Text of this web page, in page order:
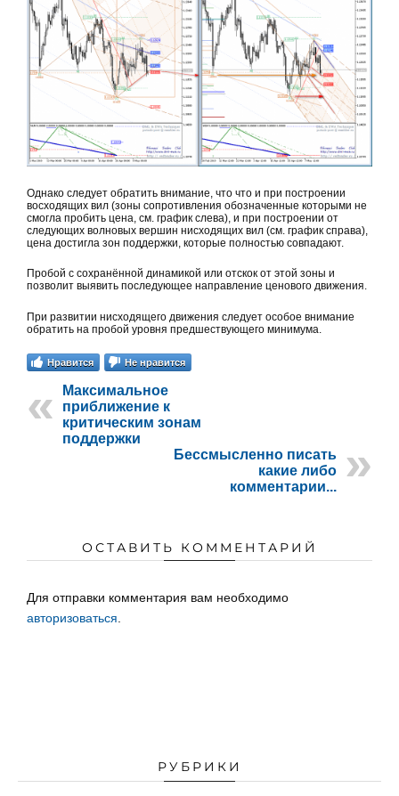
Однако следует обратить внимание, что что и при построении
восходящих вил (зоны сопротивления обозначенные которыми не
смогла пробить цена, см. график слева), и при построении от
следующих волновых вершин нисходящих вил (см. график справа),
цена достигла зон поддержки, которые полностью совпадают.
Пробой с сохранённой динамикой или отскок от этой зоны и
позволит выявить последующее направление ценового движения.
При развитии нисходящего движения следует особое внимание
обратить на пробой уровня предшествующего минимума.
Нравится Не нравится
Максимальное
приближение к
критическим зонам
поддержки
Бессмысленно писать
какие либо
комментарии...
ОСТАВИТЬ КОММЕНТАРИЙ
Для отправки комментария вам необходимо
авторизоваться
РУБРИКИ